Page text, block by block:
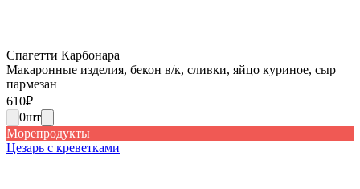
Спагетти Карбонара
Макаронные изделия, бекон в/к, сливки, яйцо куриное, сыр
пармезан
610₽
0шт
Морепродукты
Цезарь с креветками